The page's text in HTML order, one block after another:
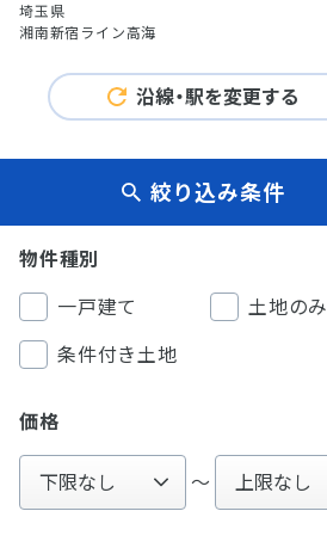
埼玉県
湘南新宿ライン高海
沿線・駅を変更する
絞り込み条件
物件種別
一戸建て
土地のみ
条件付き土地
価格
〜